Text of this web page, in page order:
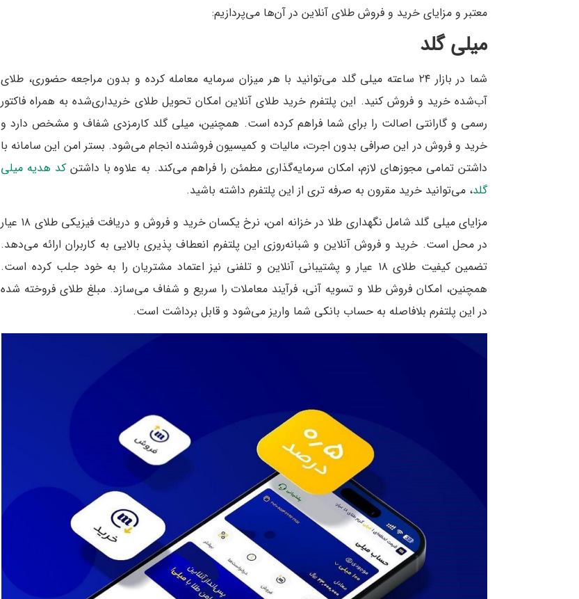
معتبر و مزایای خرید و فروش طلای آنلاین در آن‌ها می‌پردازیم:
میلی گلد
شما در بازار ۲۴ ساعته میلی گلد می‌توانید با هر میزان سرمایه معامله کرده و بدون مراجعه حضوری، طلای
آب‌شده خرید و فروش کنید. این پلتفرم خرید طلای آنلاین امکان تحویل طلای خریداری‌شده به همراه فاکتور
رسمی و گارانتی اصالت را برای شما فراهم کرده است. همچنین، میلی گلد کارمزدی شفاف و مشخص دارد و
خرید و فروش در این صرافی بدون اجرت، مالیات و کمیسیون فروشنده انجام می‌شود. بستر امن این سامانه با
داشتن تمامی مجوزهای لازم، امکان سرمایه‌گذاری مطمئن را فراهم می‌کند. به علاوه با داشتنکد هدیه میلی
گلد، می‌توانید خرید مقرون به صرفه تری از این پلتفرم داشته باشید.
مزایای میلی گلد شامل نگهداری طلا در خزانه امن، نرخ یکسان خرید و فروش و دریافت فیزیکی طلای ۱۸ عیار
در محل است. خرید و فروش آنلاین و شبانه‌روزی این پلتفرم انعطاف پذیری بالایی به کاربران ارائه می‌دهد.
تضمین کیفیت طلای ۱۸ عیار و پشتیبانی آنلاین و تلفنی نیز اعتماد مشتریان را به خود جلب کرده است.
همچنین، امکان فروش طلا و تسویه آنی، فرآیند معاملات را سریع و شفاف می‌سازد. مبلغ طلای فروخته شده
در این پلتفرم بلافاصله به حساب بانکی شما واریز می‌شود و قابل برداشت است.